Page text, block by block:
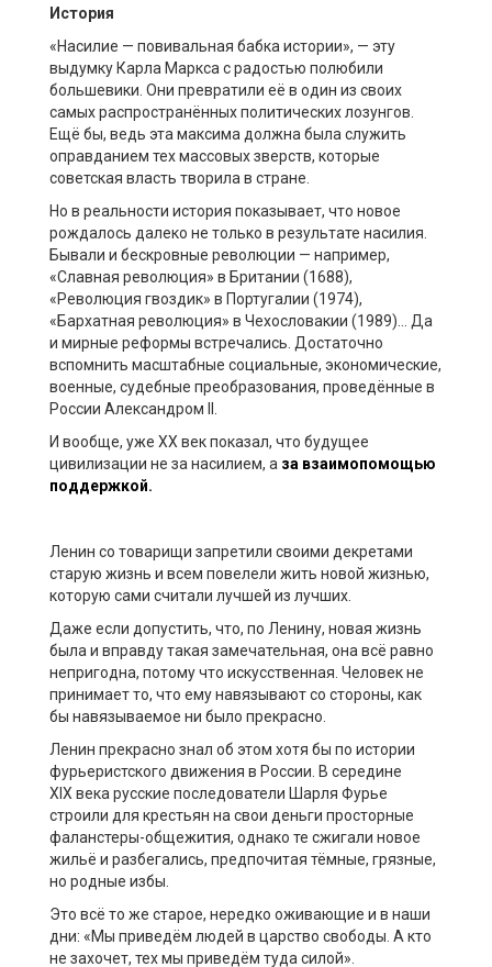
История
«Насилие — повивальная бабка истории», — эту
выдумку Карла Маркса с радостью полюбили
большевики. Они превратили её в один из своих
самых распространённых политических лозунгов.
Ещё бы, ведь эта максима должна была служить
оправданием тех массовых зверств, которые
советская власть творила в стране.
Но в реальности история показывает, что новое
рождалось далеко не только в результате насилия.
Бывали и бескровные революции — например,
«Славная революция» в Британии (1688),
«Революция гвоздик» в Португалии (1974),
«Бархатная революция» в Чехословакии (1989)… Да
и мирные реформы встречались. Достаточно
вспомнить масштабные социальные, экономические,
военные, судебные преобразования, проведённые в
России Александром II.
И вообще, уже ХХ век показал, что будущее
цивилизации не за насилием, а за взаимопомощью
поддержкой.
Ленин со товарищи запретили своими декретами
старую жизнь и всем повелели жить новой жизнью,
которую сами считали лучшей из лучших.
Даже если допустить, что, по Ленину, новая жизнь
была и вправду такая замечательная, она всё равно
непригодна, потому что искусственная. Человек не
принимает то, что ему навязывают со стороны, как
бы навязываемое ни было прекрасно.
Ленин прекрасно знал об этом хотя бы по истории
фурьеристского движения в России. В середине
XIX века русские последователи Шарля Фурье
строили для крестьян на свои деньги просторные
фаланстеры-общежития, однако те сжигали новое
жильё и разбегались, предпочитая тёмные, грязные,
но родные избы.
Это всё то же старое, нередко оживающие и в наши
дни: «Мы приведём людей в царство свободы. А кто
не захочет, тех мы приведём туда силой».